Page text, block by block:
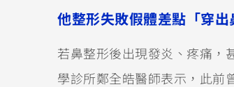
他整形失敗假體差點「穿
若鼻整形後出現發炎、疼痛，
學診所鄭全皓醫師表示，此前